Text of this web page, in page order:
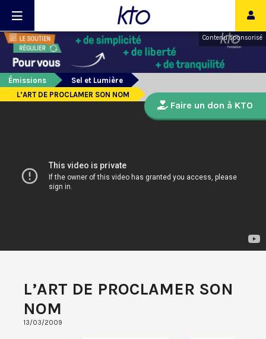
Contenu sponsorisé
Émissions
Sel et Lumière
L’ART DE PROCLAMER SON NOM
L’ART DE PROCLAMER SON
NOM
13/03/2009
Faire un don à KTO